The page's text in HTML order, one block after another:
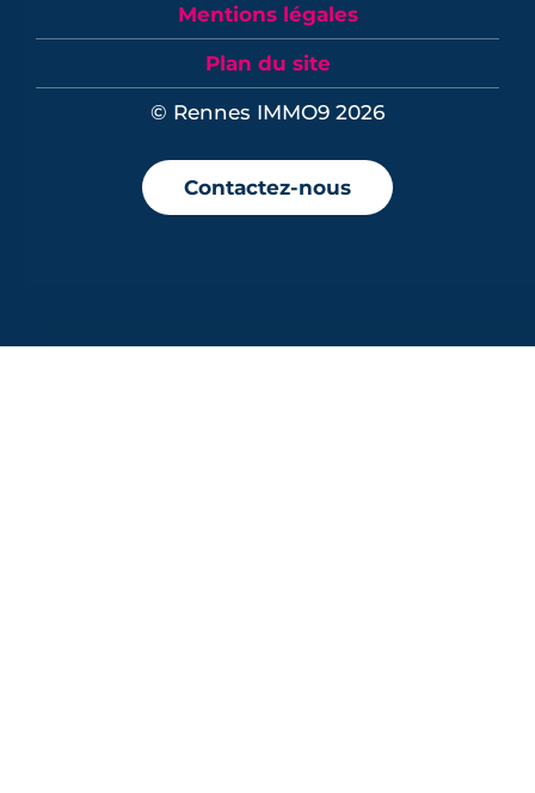
Mentions légales
Plan du site
© Rennes IMMO9 2026
Contactez-nous